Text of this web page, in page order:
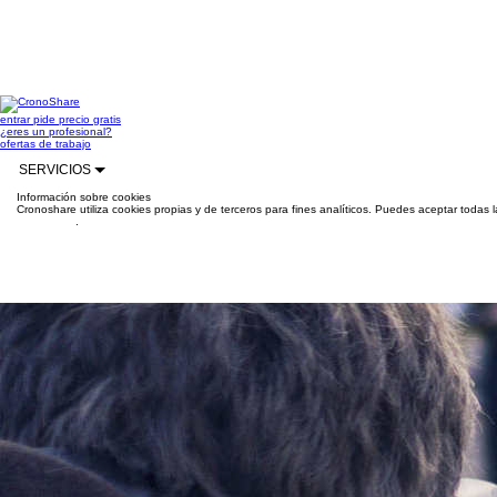
entrarpide precio gratis
¿eres un profesional?
ofertas de trabajo
SERVICIOS
Información sobre cookies
Cronoshare utiliza cookies propias y de terceros para fines analíticos. Puedes aceptar todas